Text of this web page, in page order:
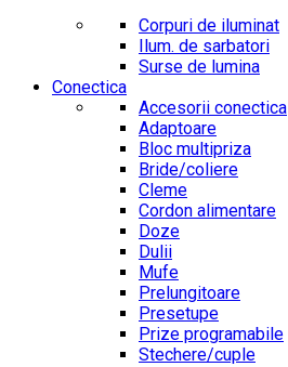
Corpuri de iluminat
Ilum. de sarbatori
Surse de lumina
Conectica
Accesorii conectica
Adaptoare
Bloc multipriza
Bride/coliere
Cleme
Cordon alimentare
Doze
Dulii
Mufe
Prelungitoare
Presetupe
Prize programabile
Stechere/cuple